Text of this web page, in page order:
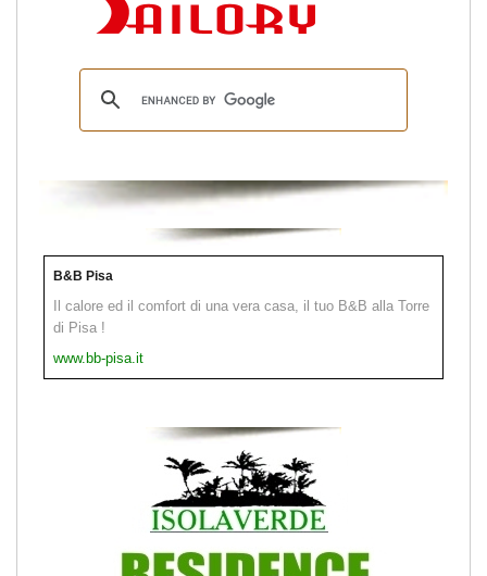
B&B Pisa
Il calore ed il comfort di una vera casa, il tuo B&B alla Torre
di Pisa !
www.bb-pisa.it